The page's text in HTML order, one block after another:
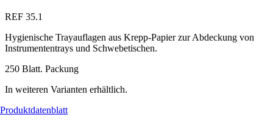
REF 35.1
Hygienische Trayauflagen aus Krepp-Papier zur Abdeckung von
Instrumententrays und Schwebetischen.
250 Blatt. Packung
In weiteren Varianten erhältlich.
Produktdatenblatt